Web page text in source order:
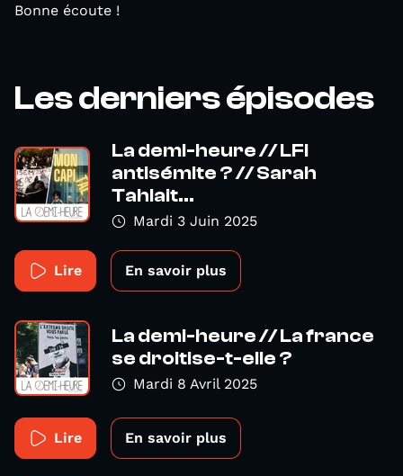
Bonne écoute !
Les derniers épisodes
La demi-heure // LFI
antisémite ? // Sarah
Tahlait...
Mardi 3 Juin 2025
Lire En savoir plus
La demi-heure // La france
se droitise-t-elle ?
Mardi 8 Avril 2025
Lire En savoir plus